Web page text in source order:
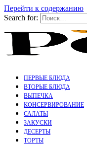
Перейти к содержанию
Search for:
ПЕРВЫЕ БЛЮДА
ВТОРЫЕ БЛЮДА
ВЫПЕЧКА
КОНСЕРВИРОВАНИЕ
САЛАТЫ
ЗАКУСКИ
ДЕСЕРТЫ
ТОРТЫ